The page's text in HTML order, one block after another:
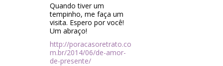
Quando tiver um
tempinho, me faça um
visita. Espero por você!
Um abraço!
http://poracasoretrato.co
m.br/2014/06/de-amor-
de-presente/